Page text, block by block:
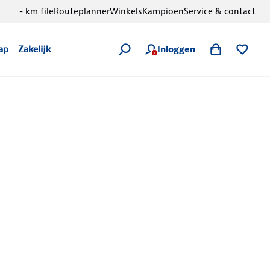
Zakelijk Inloggen
- km fileRouteplannerWinkelsKampioenService & contact